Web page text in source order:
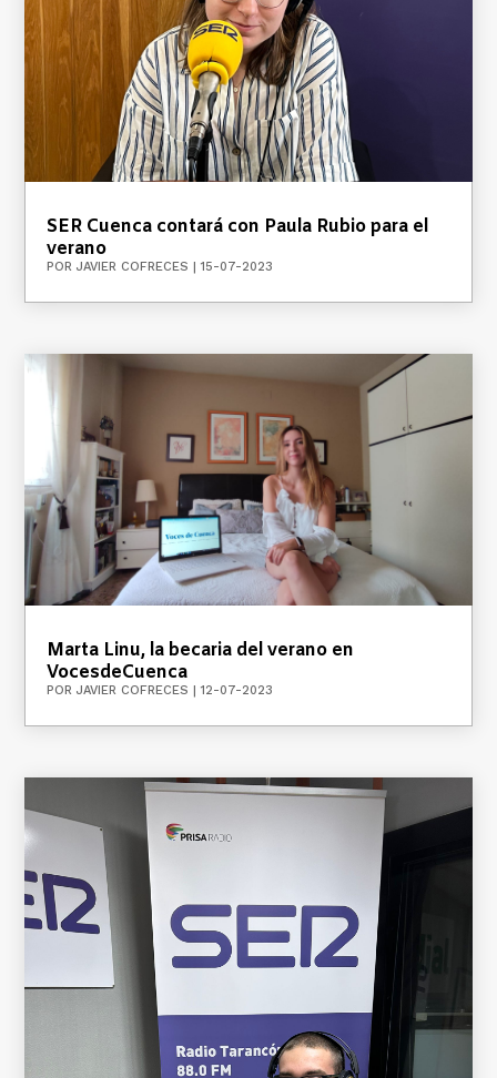
SER Cuenca contará con Paula Rubio para el
verano
PORJAVIER COFRECES |15-07-2023
Marta Linu, la becaria del verano en
VocesdeCuenca
PORJAVIER COFRECES |12-07-2023